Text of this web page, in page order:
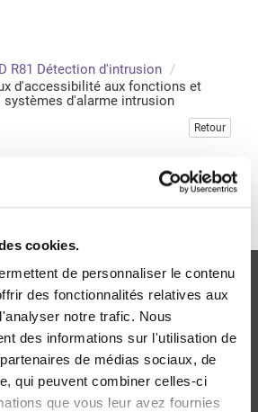
cookies.
de personnaliser le contenu
des fonctionnalités relatives aux
notre trafic. Nous
des informations sur l'utilisation de
de médias sociaux, de
qui peuvent combiner celles-ci
que vous leur avez fournies
R81 Détection d'intrusion
d'accessibilité aux fonctions et
systèmes d'alarme intrusion
Retour
pour accéder à cette publication
Livraison
le monde entier